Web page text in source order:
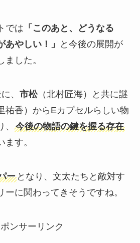
では 「このあと、どうなる
やしい！」
と今後の展開が
した。
、 市松（北村匠海）と共に謎
祐香）からEカプセルらしい物
今後の物語の鍵を握る存在
す。
ーとなり、文太たちと敵対す
ーに関わってきそうですね。
ンサーリンク